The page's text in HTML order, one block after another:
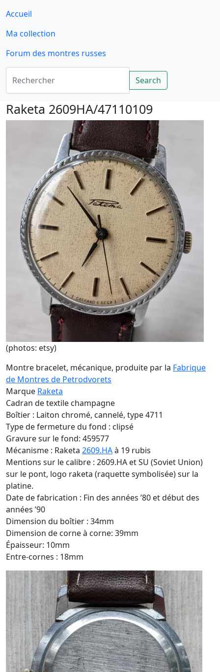
Accueil
Ma collection
Forum des montres russes
Rechercher
Search
Raketa 2609HA/47110109
(photos: etsy)
Montre bracelet, mécanique, produite par la Fabrique
de Montres de Petrodvorets
Marque Raketa
Cadran de textile champagne
Boîtier : Laiton chromé, cannelé, type 4711
Type de fermeture du fond : clipsé
Gravure sur le fond: 459577
Mécanisme : Raketa 2609.HAà 19 rubis
Mentions sur le calibre : 2609.HA et SU (Soviet Union)
sur le pont, logo raketa (raquette symbolisée) sur la
platine.
Date de fabrication : Fin des années ’80 et début des
années ’90
Dimension du boîtier : 34mm
Dimension de corne à corne: 39mm
Épaisseur: 10mm
Entre-cornes : 18mm